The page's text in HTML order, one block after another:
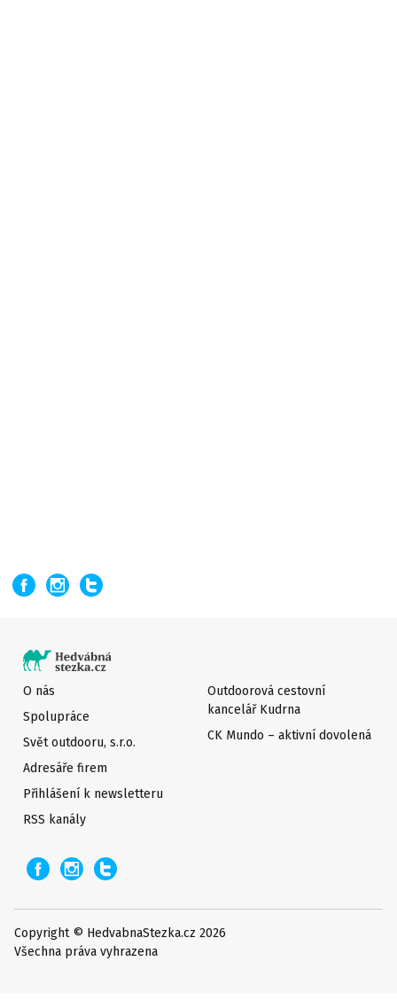
O nás
Spolupráce
Svět outdooru, s.r.o.
Adresáře firem
Přihlášení k newsletteru
Outdoorová cestovní
kancelář Kudrna
CK Mundo – aktivní dovolená
RSS kanály
Copyright © HedvabnaStezka.cz 2026
Všechna práva vyhrazena